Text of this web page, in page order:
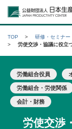
TOP 研修・セミナー
労使交渉・協議に役立
労働組合役員
労働組合・労使関係
会計・財務
労使交渉